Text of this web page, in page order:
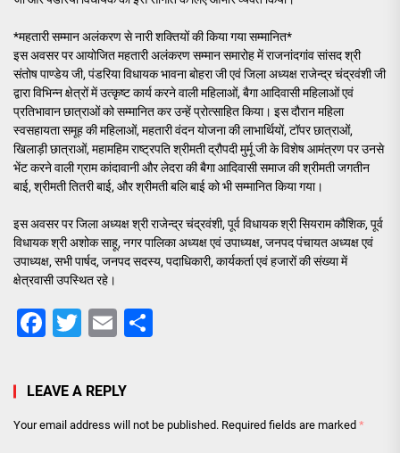
*महतारी सम्मान अलंकरण से नारी शक्तियों की किया गया सम्मानित*
इस अवसर पर आयोजित महतारी अलंकरण सम्मान समारोह में राजनांदगांव सांसद श्री
संतोष पाण्डेय जी, पंडरिया विधायक भावना बोहरा जी एवं जिला अध्यक्ष राजेन्द्र चंद्रवंशी जी
द्वारा विभिन्न क्षेत्रों में उत्कृष्ट कार्य करने वाली महिलाओं, बैगा आदिवासी महिलाओं एवं
प्रतिभावान छात्राओं को सम्मानित कर उन्हें प्रोत्साहित किया। इस दौरान महिला
स्वसहायता समूह की महिलाओं, महतारी वंदन योजना की लाभार्थियों, टॉपर छात्राओं,
खिलाड़ी छात्राओं, महामहिम राष्ट्रपति श्रीमती द्रौपदी मुर्मू जी के विशेष आमंत्रण पर उनसे
भेंट करने वाली ग्राम कांदावानी और लेदरा की बैगा आदिवासी समाज की श्रीमती जगतीन
बाई, श्रीमती तितरी बाई, और श्रीमती बलि बाई को भी सम्मानित किया गया।
इस अवसर पर जिला अध्यक्ष श्री राजेन्द्र चंद्रवंशी, पूर्व विधायक श्री सियराम कौशिक, पूर्व
विधायक श्री अशोक साहू, नगर पालिका अध्यक्ष एवं उपाध्यक्ष, जनपद पंचायत अध्यक्ष एवं
उपाध्यक्ष, सभी पार्षद, जनपद सदस्य, पदाधिकारी, कार्यकर्ता एवं हजारों की संख्या में
क्षेत्रवासी उपस्थित रहे।
Facebook
Twitter
Email
LEAVE A REPLY
Your email address will not be published. Required fields are marked *